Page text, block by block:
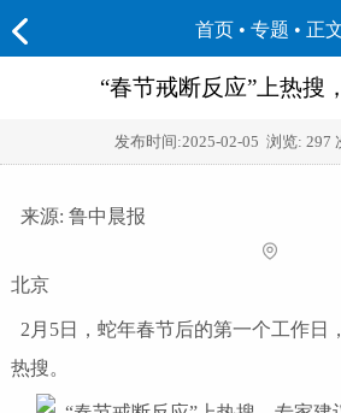
首页 • 专题 • 正
“春节戒断反应”上热搜
发布时间:2025-02-05 浏览: 297
来源: 鲁中晨报
北京
2月5日，蛇年春节后的第一个工作日
热搜。